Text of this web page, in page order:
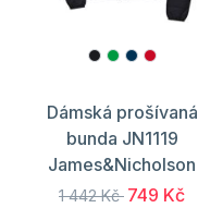
Dámská prošívaná
bunda JN1119
James&Nicholson
1 442 Kč 749 Kč